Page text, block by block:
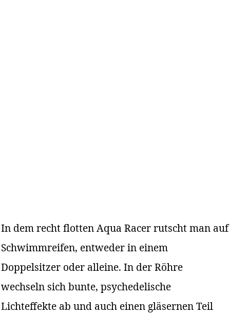
In dem recht flotten Aqua Racer rutscht man auf
Schwimmreifen, entweder in einem
Doppelsitzer oder alleine. In der Röhre
wechseln sich bunte, psychedelische
Lichteffekte ab und auch einen gläsernen Teil